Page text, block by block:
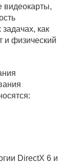
видеокарты,
как
и физический
DirectX 6 и